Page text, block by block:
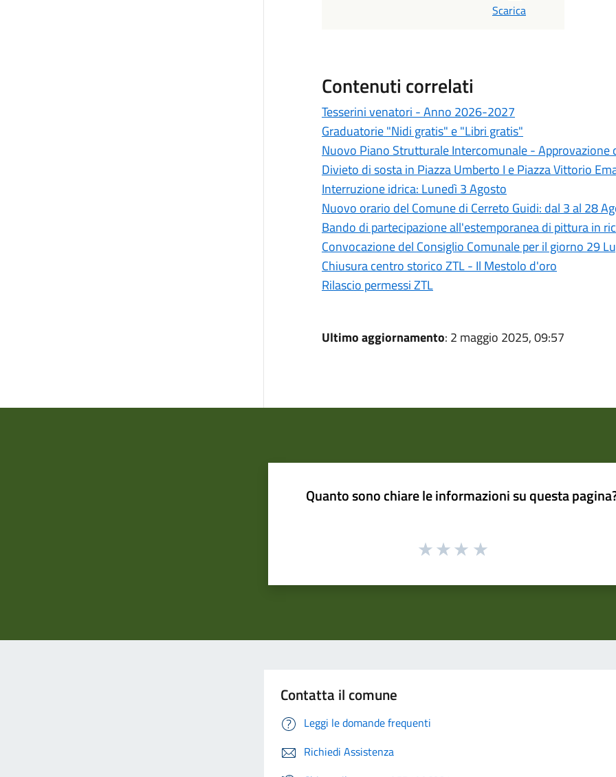
Scarica
Contenuti correlati
Tesserini venatori - Anno 2026-2027
Graduatorie "Nidi gratis" e "Libri gratis"
Nuovo Piano Strutturale Intercomunale - Approvazione
Divieto di sosta in Piazza Umberto I e Piazza Vittorio
Interruzione idrica: Lunedì 3 Agosto
Nuovo orario del Comune di Cerreto Guidi: dal 3 al 28
Bando di partecipazione all'estemporanea di pittura in
Convocazione del Consiglio Comunale per il giorno 29
Chiusura centro storico ZTL - Il Mestolo d'oro
Rilascio permessi ZTL
Ultimo aggiornamento: 2 maggio 2025, 09:57
Quanto sono chiare le informazioni su questa
Contatta il comune
Leggi le domande frequenti
Richiedi Assistenza